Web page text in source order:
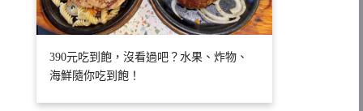
390元吃到飽，沒看過吧？水果、炸物、
海鮮隨你吃到飽！